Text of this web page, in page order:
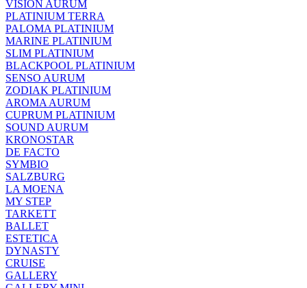
VISION AURUM
PLATINIUM TERRA
PALOMA PLATINIUM
MARINE PLATINIUM
SLIM PLATINIUM
BLACKPOOL PLATINIUM
SENSO AURUM
ZODIAK PLATINIUM
AROMA AURUM
CUPRUM PLATINIUM
SOUND AURUM
KRONOSTAR
DE FACTO
SYMBIO
SALZBURG
LA MOENA
MY STEP
TARKETT
BALLET
ESTETICA
DYNASTY
CRUISE
GALLERY